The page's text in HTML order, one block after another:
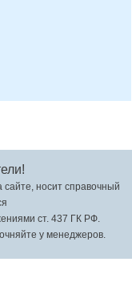
носит справочный
ст. 437 ГК РФ.
у менеджеров.